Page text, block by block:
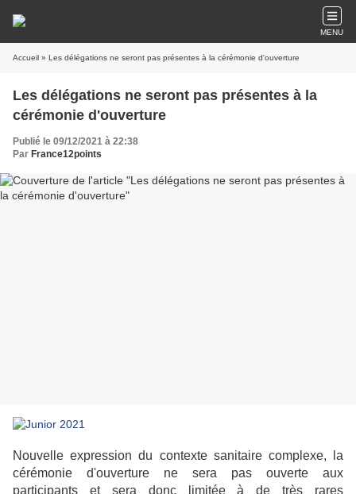
MENU
Accueil » Les délégations ne seront pas présentes à la cérémonie d'ouverture
Les délégations ne seront pas présentes à la
cérémonie d'ouverture
Publié le 09/12/2021 à 22:38
Par France12points
Nouvelle expression du contexte sanitaire complexe, la
cérémonie d'ouverture ne sera pas ouverte aux
participants et sera donc limitée à de très rares